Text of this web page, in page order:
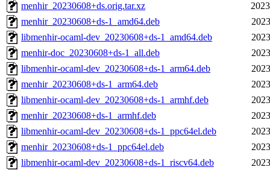
menhir_20230608+ds.orig.tar.xz
menhir_20230608+ds-1_amd64.deb
libmenhir-ocaml-dev_20230608+ds-1_amd64.deb
menhir-doc_20230608+ds-1_all.deb
libmenhir-ocaml-dev_20230608+ds-1_arm64.deb
menhir_20230608+ds-1_arm64.deb
libmenhir-ocaml-dev_20230608+ds-1_armhf.deb
menhir_20230608+ds-1_armhf.deb
libmenhir-ocaml-dev_20230608+ds-1_ppc64el.deb
menhir_20230608+ds-1_ppc64el.deb
libmenhir-ocaml-dev_20230608+ds-1_riscv64.deb